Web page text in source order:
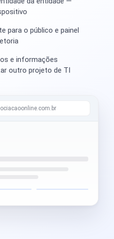
para o público e painel
e informações
outro projeto de TI